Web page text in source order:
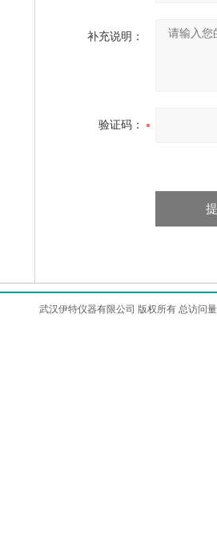
补充说明：
验证码：
武汉伊特仪器有限公司 版权所有 总访问